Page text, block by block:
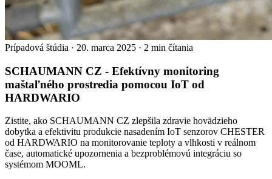
Prípadová štúdia · 20. marca 2025 · 2 min čítania
SCHAUMANN CZ - Efektívny monitoring
maštaľného prostredia pomocou IoT od
HARDWARIO
Zistite, ako SCHAUMANN CZ zlepšila zdravie hovädzieho
dobytka a efektivitu produkcie nasadením IoT senzorov CHESTER
od HARDWARIO na monitorovanie teploty a vlhkosti v reálnom
čase, automatické upozornenia a bezproblémovú integráciu so
systémom MOOML.